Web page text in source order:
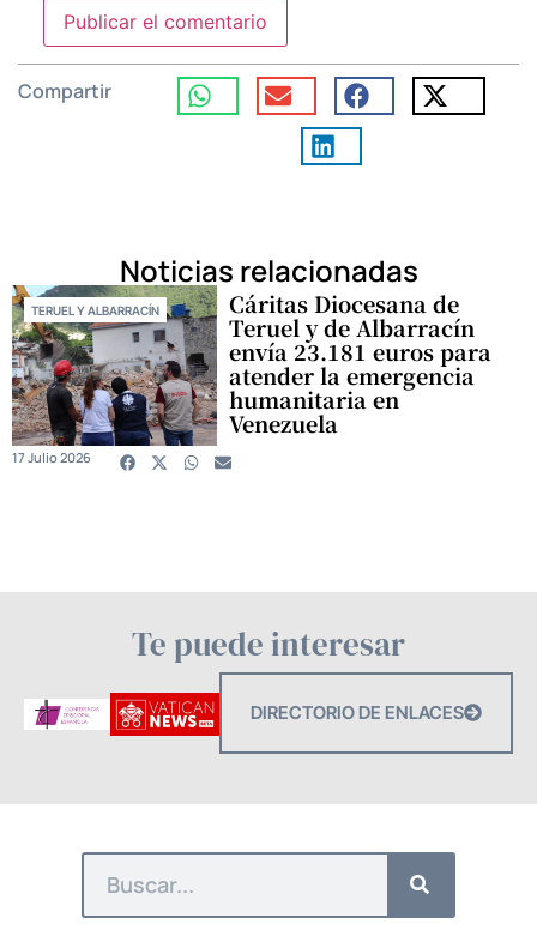
Compartir
Noticias relacionadas
TERUEL Y ALBARRACÍN Cáritas Diocesana de
Teruel y de Albarracín
envía 23.181 euros para
atender la emergencia
humanitaria en
Venezuela
17 Julio 2026
Te puede interesar
DIRECTORIO DE ENLACES